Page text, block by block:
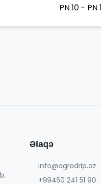
PN 10 - PN
Əlaqə
info@agrodrip.az
+99450 241 51 90